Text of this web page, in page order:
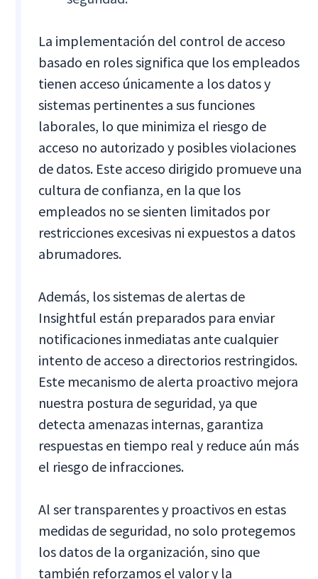
La implementación del control de acceso
basado en roles significa que los empleados
tienen acceso únicamente a los datos y
sistemas pertinentes a sus funciones
laborales, lo que minimiza el riesgo de
acceso no autorizado y posibles violaciones
de datos. Este acceso dirigido promueve una
cultura de confianza, en la que los
empleados no se sienten limitados por
restricciones excesivas ni expuestos a datos
abrumadores.
Además, los sistemas de alertas de
Insightful están preparados para enviar
notificaciones inmediatas ante cualquier
intento de acceso a directorios restringidos.
Este mecanismo de alerta proactivo mejora
nuestra postura de seguridad, ya que
detecta amenazas internas, garantiza
respuestas en tiempo real y reduce aún más
el riesgo de infracciones.
Al ser transparentes y proactivos en estas
medidas de seguridad, no solo protegemos
los datos de la organización, sino que
también reforzamos el valor y la